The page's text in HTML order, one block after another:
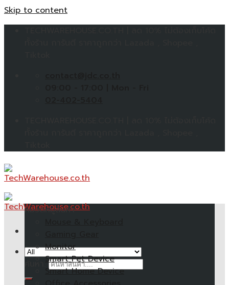
Skip to content
หมวดหมู่สินค้า
Monitor
Smart Pet Device
Smart Home Device